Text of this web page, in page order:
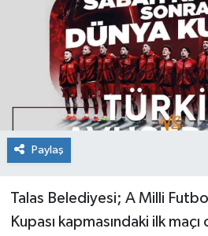
Paylaş
Talas Belediyesi; A Milli Futbol
Kupası kapmasındaki ilk